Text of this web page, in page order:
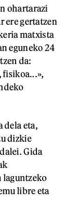
ohartarazi
ere gertatzen
matxista
eguneko 24
da:
dela eta,
dizkie
Gida
laguntzeko
libre eta